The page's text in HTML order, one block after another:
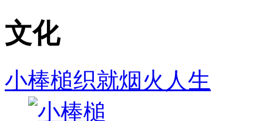
文化
小棒槌织就烟火人生